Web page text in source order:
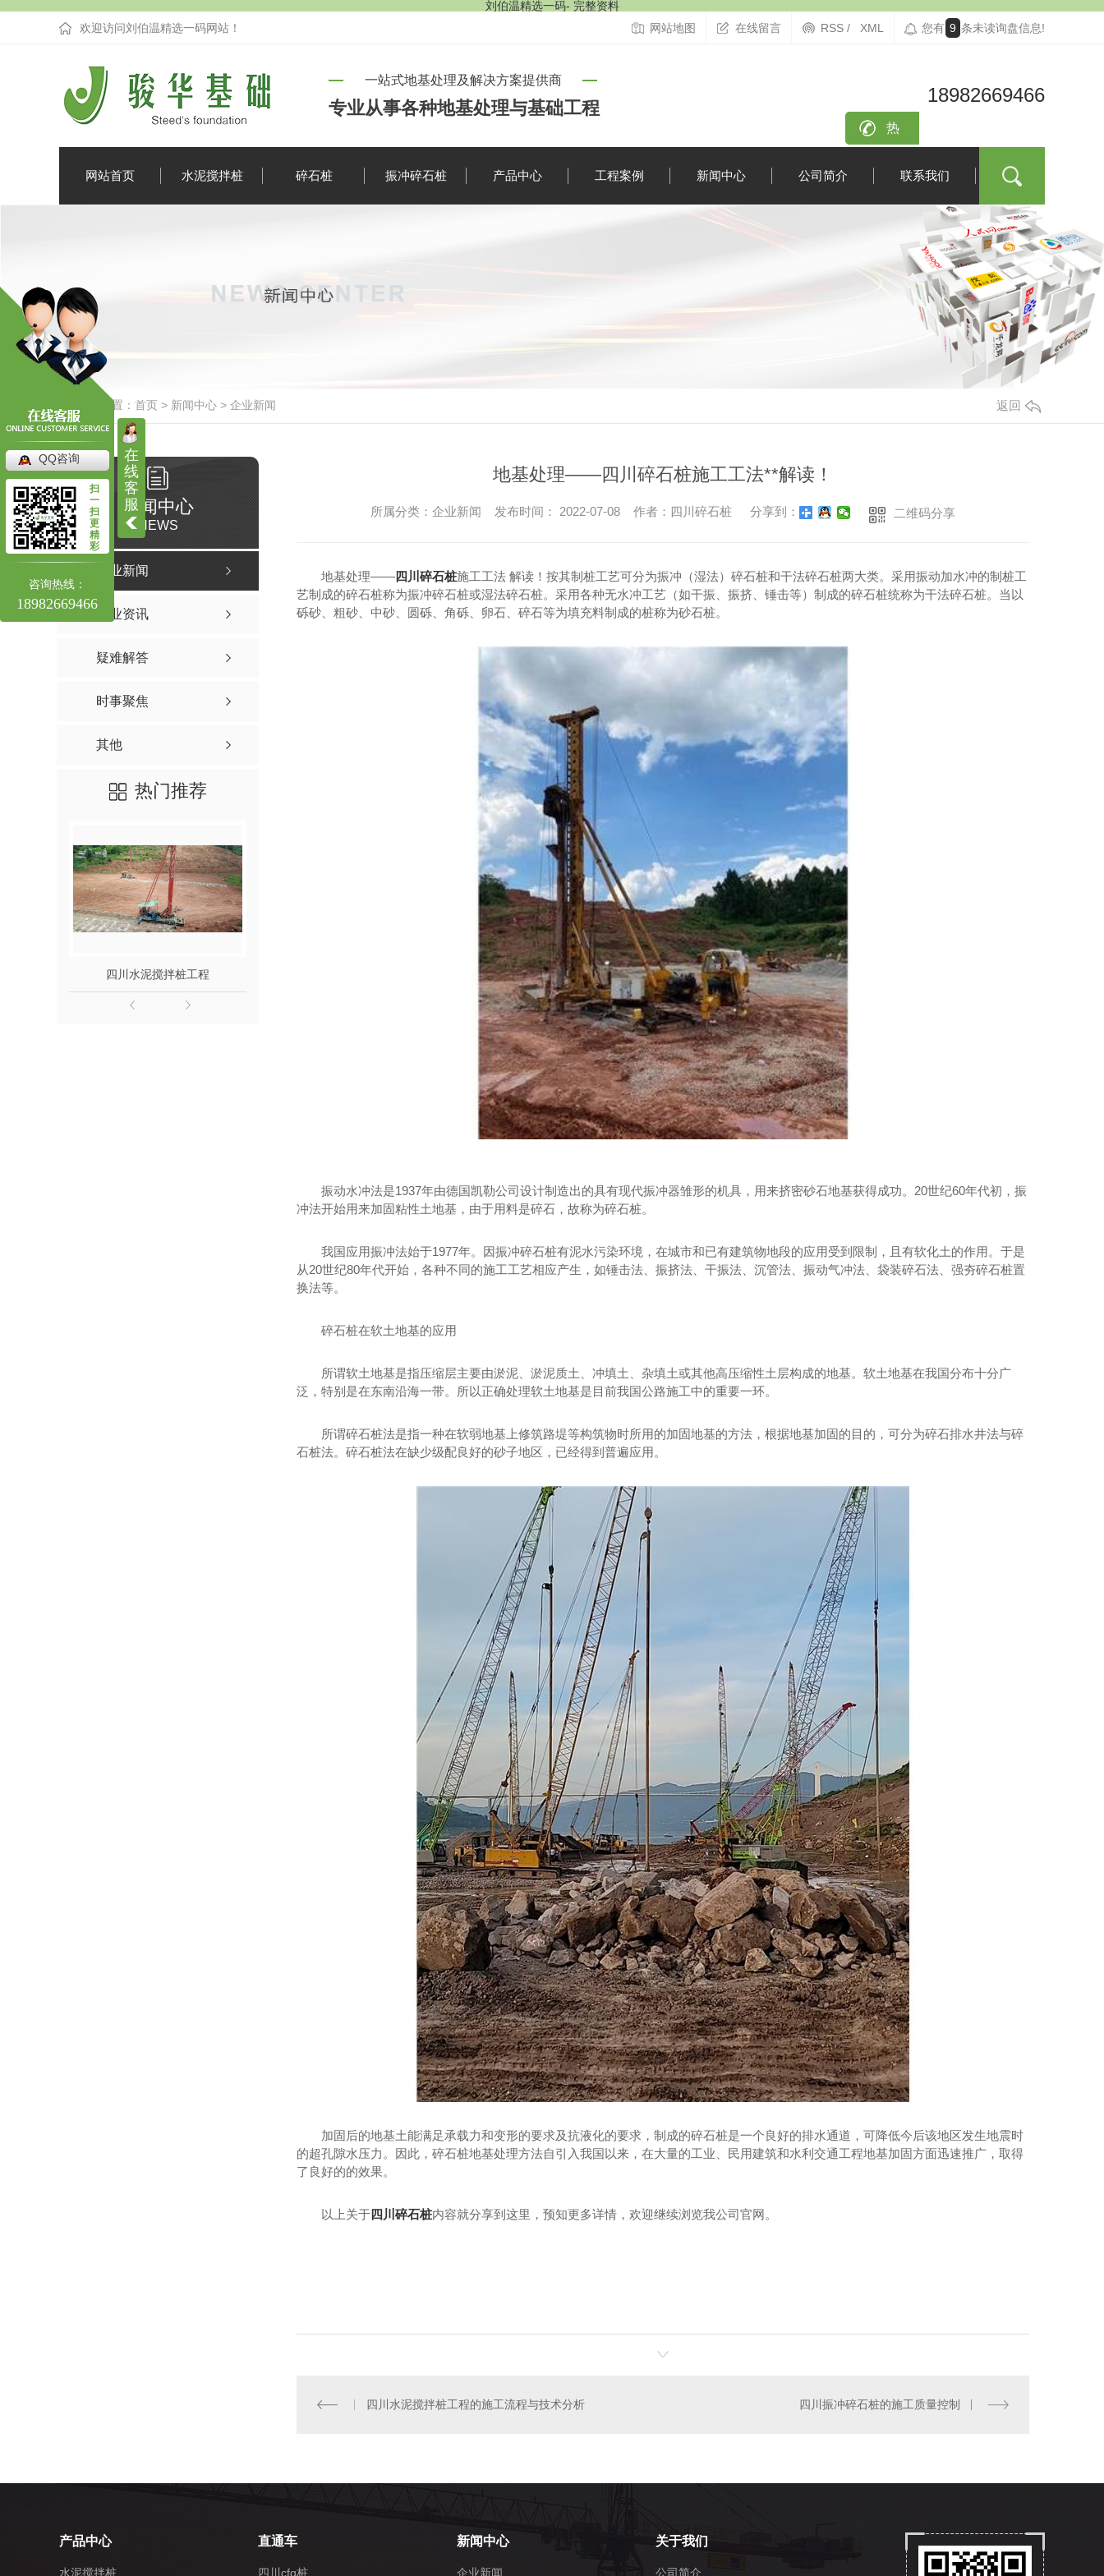
刘伯温精选一码- 完整资料
欢迎访问刘伯温精选一码网站！
您有 9 条未读询盘信息!
网站地图 在线留言 RSS / XML
一站式地基处理及解决方案提供商
专业从事各种地基处理与基础工程
热
18982669466
网站首页 水泥搅拌桩 碎石桩 振冲碎石桩 产品中心
四川水泥搅拌桩
四川水泥搅拌桩工程
四川水泥搅拌桩施工
四川水泥搅拌桩价格
四川高压旋喷桩施工
工程案例 新闻中心 公司简介 联系我们
当前位置： 首页 > 新闻中心 > 企业新闻 返回
新闻中心
NEWS
企业新闻
行业资讯
疑难解答
时事聚焦
其他
热门推荐
四川水泥搅拌桩工程 四川碎石挤密桩 四川振冲碎石桩
地基处理——四川碎石桩施工工法**解读！
所属分类：企业新闻 发布时间： 2022-07-08 作者：四川碎石桩 分享到： 二维码分享
地基处理——四川碎石桩施工工法 解读！按其制桩工艺可分为振冲（湿法）碎石桩和干法碎石桩两大类。采用振动加水冲的制桩工
艺制成的碎石桩称为振冲碎石桩或湿法碎石桩。采用各种无水冲工艺（如干振、振挤、锤击等）制成的碎石桩统称为干法碎石桩。当以
砾砂、粗砂、中砂、圆砾、角砾、卵石、碎石等为填充料制成的桩称为砂石桩。
振动水冲法是1937年由德国凯勒公司设计制造出的具有现代振冲器雏形的机具，用来挤密砂石地基获得成功。20世纪60年代初，振
冲法开始用来加固粘性土地基，由于用料是碎石，故称为碎石桩。
我国应用振冲法始于1977年。因振冲碎石桩有泥水污染环境，在城市和已有建筑物地段的应用受到限制，且有软化土的作用。于是
从20世纪80年代开始，各种不同的施工工艺相应产生，如锤击法、振挤法、干振法、沉管法、振动气冲法、袋装碎石法、强夯碎石桩置
换法等。
碎石桩在软土地基的应用
所谓软土地基是指压缩层主要由淤泥、淤泥质土、冲填土、杂填土或其他高压缩性土层构成的地基。软土地基在我国分布十分广
泛，特别是在东南沿海一带。所以正确处理软土地基是目前我国公路施工中的重要一环。
所谓碎石桩法是指一种在软弱地基上修筑路堤等构筑物时所用的加固地基的方法，根据地基加固的目的，可分为碎石排水井法与碎
石桩法。碎石桩法在缺少级配良好的砂子地区，已经得到普遍应用。
加固后的地基土能满足承载力和变形的要求及抗液化的要求，制成的碎石桩是一个良好的排水通道，可降低今后该地区发生地震时
的超孔隙水压力。因此，碎石桩地基处理方法自引入我国以来，在大量的工业、民用建筑和水利交通工程地基加固方面迅速推广，取得
了良好的的效果。
以上关于四川碎石桩内容就分享到这里，预知更多详情，欢迎继续浏览我公司官网。
四川水泥搅拌桩工程的施工流程与技术分析 四川振冲碎石桩的施工质量控制
产品中心
水泥搅拌桩
直通车
四川cfg桩
新闻中心
企业新闻
关于我们
公司简介
在
线
客
服
QQ咨询
扫
一
扫
更
精
彩
咨询热线：
18982669466